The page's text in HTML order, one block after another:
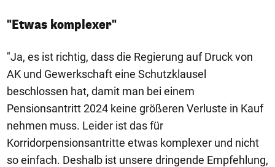
"Etwas komplexer"
"Ja, es ist richtig, dass die Regierung auf Druck von
AK und Gewerkschaft eine Schutzklausel
beschlossen hat, damit man bei einem
Pensionsantritt 2024 keine größeren Verluste in Kauf
nehmen muss. Leider ist das für
Korridorpensionsantritte etwas komplexer und nicht
so einfach. Deshalb ist unsere dringende Empfehlung,